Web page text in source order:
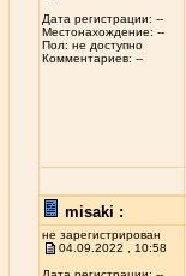
Дата регистрации: --
Местонахождение: --
Пол: не доступно
Комментариев: --
misaki :
не зарегистрирован
04.09.2022 , 10:58